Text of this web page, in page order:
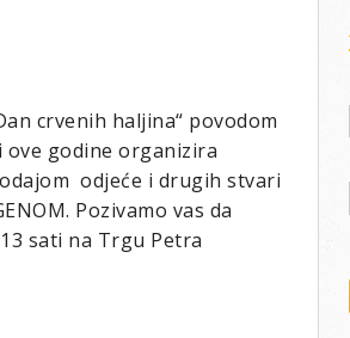
Regata jedrima protiv
Lions vinograd dobrote
Projekti klubova
New Voices
crvenih haljina“ povodom
godine organizira
odjeće i drugih stvari
Pozivamo vas da
sati na Trgu Petra